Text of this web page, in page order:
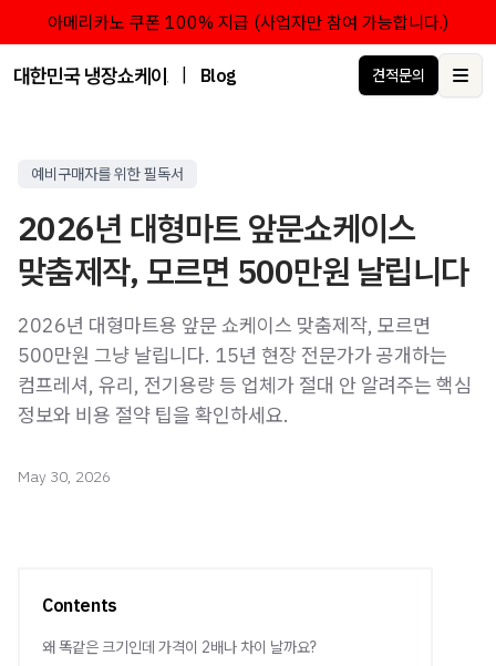
아메리카노 쿠폰 100% 지급 (사업자만 참여 가능합니다.)
대한민국 냉장쇼케이스 점유율 1위 브랜드 한성쇼케이스
Blog 견적문의
예비구매자를 위한 필독서
2026년 대형마트 앞문쇼케이스
맞춤제작, 모르면 500만원 날립니다
2026년 대형마트용 앞문 쇼케이스 맞춤제작, 모르면
500만원 그냥 날립니다. 15년 현장 전문가가 공개하는
컴프레셔, 유리, 전기용량 등 업체가 절대 안 알려주는 핵심
정보와 비용 절약 팁을 확인하세요.
May 30, 2026
Contents
왜 똑같은 크기인데 가격이 2배나 차이 날까요?